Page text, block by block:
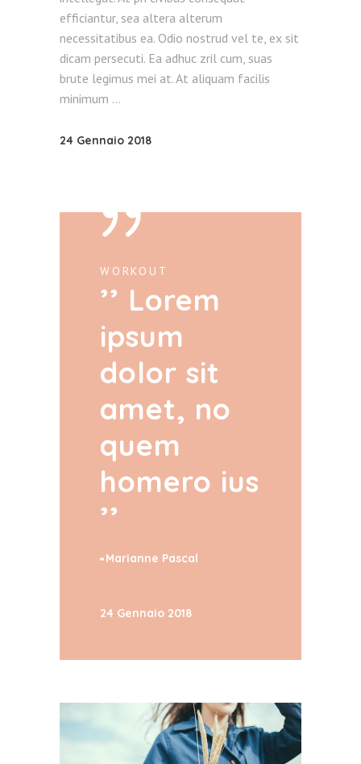
efficiantur, sea altera alterum
necessitatibus ea. Odio nostrud vel te, ex sit
dicam persecuti. Ea adhuc zril cum, suas
brute legimus mei at. At aliquam facilis
minimum
24 Gennaio 2018
WORKOUT
Lorem
ipsum
dolor sit
amet, no
quem
homero ius
Marianne Pascal
24 Gennaio 2018